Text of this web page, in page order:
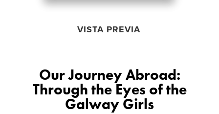
VISTA PREVIA
Our Journey Abroad:
Through the Eyes of the
Galway Girls